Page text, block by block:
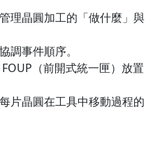
管理晶圓加工的「做什麼」與
協調事件順序。
FOUP（前開式統一匣）放置
片晶圓在工具中移動過程的